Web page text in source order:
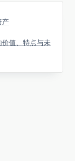
产
值、特点与未